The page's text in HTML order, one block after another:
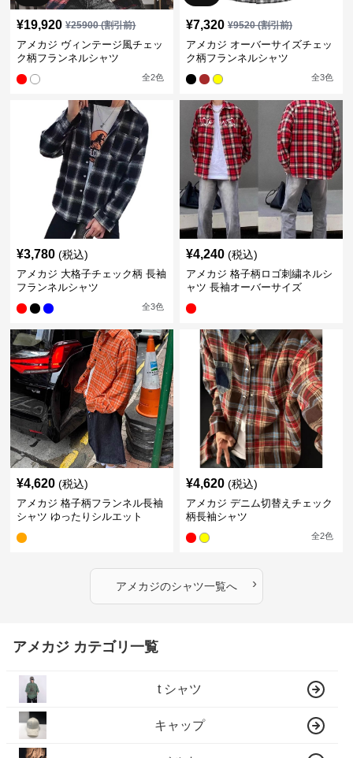
¥19,920 ¥25900(割引前)
アメカジ ヴィンテージ風チェッ
ク柄フランネルシャツ
全2色
¥7,320 ¥9520(割引前)
アメカジ オーバーサイズチェッ
ク柄フランネルシャツ
全3色
¥3,780 (税込)
アメカジ 大格子チェック柄 長袖
フランネルシャツ
全3色
¥4,240 (税込)
アメカジ 格子柄ロゴ刺繍ネルシ
ャツ 長袖オーバーサイズ
¥4,620 (税込)
アメカジ 格子柄フランネル長袖
シャツ ゆったりシルエット
¥4,620 (税込)
アメカジ デニム切替えチェック
柄長袖シャツ
全2色
アメカジのシャツ一覧へ ›
アメカジ カテゴリ一覧
t シャツ
キャップ